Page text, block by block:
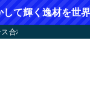
て輝く逸材を世界
格応援！人つなぎ